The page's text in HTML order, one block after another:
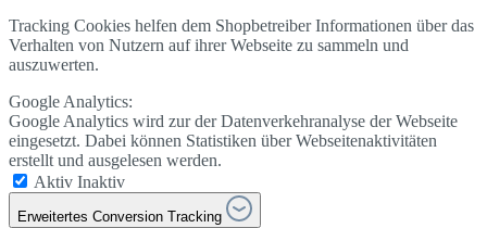
Tracking Cookies helfen dem Shopbetreiber Informationen über das
Verhalten von Nutzern auf ihrer Webseite zu sammeln und
auszuwerten.
Google Analytics:
Google Analytics wird zur der Datenverkehranalyse der Webseite
eingesetzt. Dabei können Statistiken über Webseitenaktivitäten
erstellt und ausgelesen werden.
Aktiv Inaktiv
Erweitertes Conversion Tracking